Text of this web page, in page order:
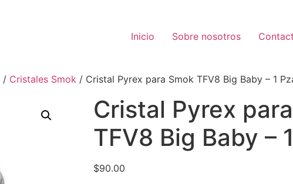
Inicio Sobre nosotros
/ Cristales Smok / Cristal Pyrex para Smok TFV8 Big Baby – 1
Cristal Pyrex
TFV8 Big Baby –
$90.00